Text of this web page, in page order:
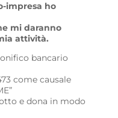
impresa ho
mi daranno
attività.
bancario
come causale
e dona in modo